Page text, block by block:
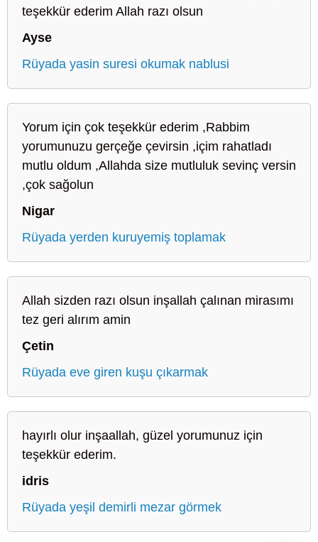
teşekkür ederim Allah razı olsun
Ayse
Rüyada yasin suresi okumak nablusi
Yorum için çok teşekkür ederim ,Rabbim
yorumunuzu gerçeğe çevirsin ,içim rahatladı
mutlu oldum ,Allahda size mutluluk sevinç versin
,çok sağolun
Nigar
Rüyada yerden kuruyemiş toplamak
Allah sizden razı olsun inşallah çalınan mirasımı
tez geri alırım amin
Çetin
Rüyada eve giren kuşu çıkarmak
hayırlı olur inşaallah, güzel yorumunuz için
teşekkür ederim.
idris
Rüyada yeşil demirli mezar görmek